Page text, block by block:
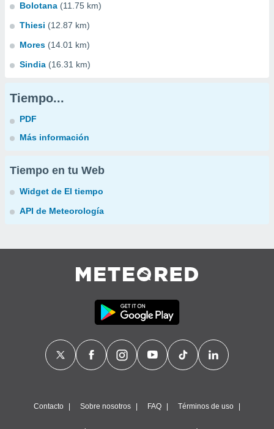
Bolotana (11.75 km)
Thiesi (12.87 km)
Mores (14.01 km)
Sindia (16.31 km)
Tiempo...
PDF
Más información
Tiempo en tu Web
Widget de El tiempo
API de Meteorología
Contacto Sobre nosotros FAQ Términos de uso